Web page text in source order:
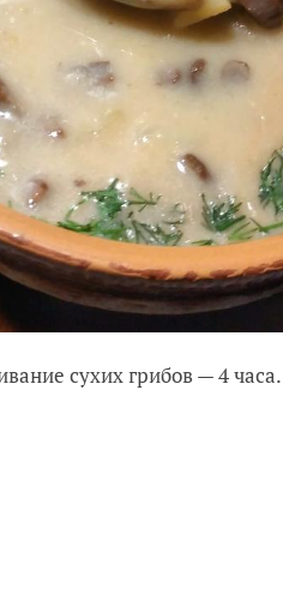
сухих грибов — 4 часа.